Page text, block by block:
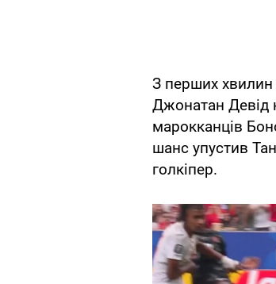
З перших хвилин
Джонатан Девід
марокканців
шанс упустив
голкіпер.